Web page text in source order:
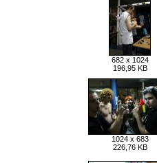
682 x 1024
196,95 KB
1024 x 683
226,76 KB